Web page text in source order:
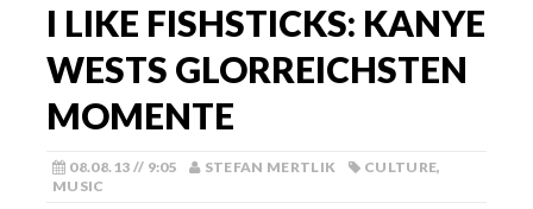
I LIKE FISHSTICKS: KANYE
WESTS GLORREICHSTEN
MOMENTE
08.08.13 // 9:05 STEFAN MERTLIK CULTURE,
MUSIC